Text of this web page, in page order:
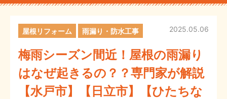
梅雨シーズン間近！屋根の雨漏り
はなぜ起きるの？？専門家が解説
【水戸市】【日立市】【ひたちな
2025.05.06
屋根リフォーム 雨漏り・防水工事